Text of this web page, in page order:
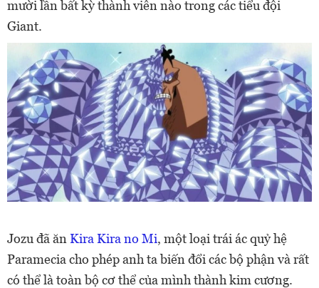
mười lần bất kỳ thành viên nào trong các tiểu đội
Giant.
Jozu đã ăn Kira Kira no Mi, một loại trái ác quỷ hệ
Paramecia cho phép anh ta biến đổi các bộ phận và rất
có thể là toàn bộ cơ thể của mình thành kim cương.